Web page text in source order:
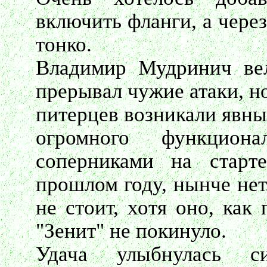
включить фланги, а
тонко.
Владимир Мудринич
прерывал чужие атаки,
питерцев возникали
огромного
соперниками на
прошлом году, нынче
не стоит, хотя оно, как
"Зенит" не покинуло.
Удача улыбнулась